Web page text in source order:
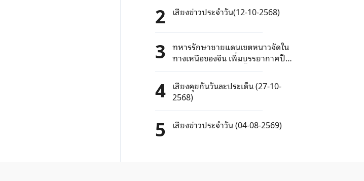
2 เสียงข่าวประจำวัน(12-10-2568)
3 ทหารรักษาชายแดนเขตหนาวจัดใน
ทางเหนือของจีน เพิ่มบรรยากาศปี
ใหม่ด้วยการแสดงรำพื้นบ้าน
4 เสียงคุยกันวันละประเด็น (27-10-
2568)
5 เสียงข่าวประจำวัน (04-08-2569)